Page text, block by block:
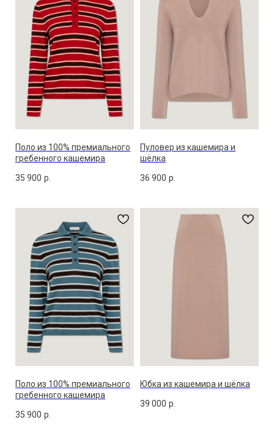
Поло из 100% премиального
гребенного кашемира
35 900 р.
Пуловер из кашемира и
шёлка
36 900 р.
Поло из 100% премиального
гребенного кашемира
35 900 р.
Юбка из кашемира и шёлка
39 000 р.